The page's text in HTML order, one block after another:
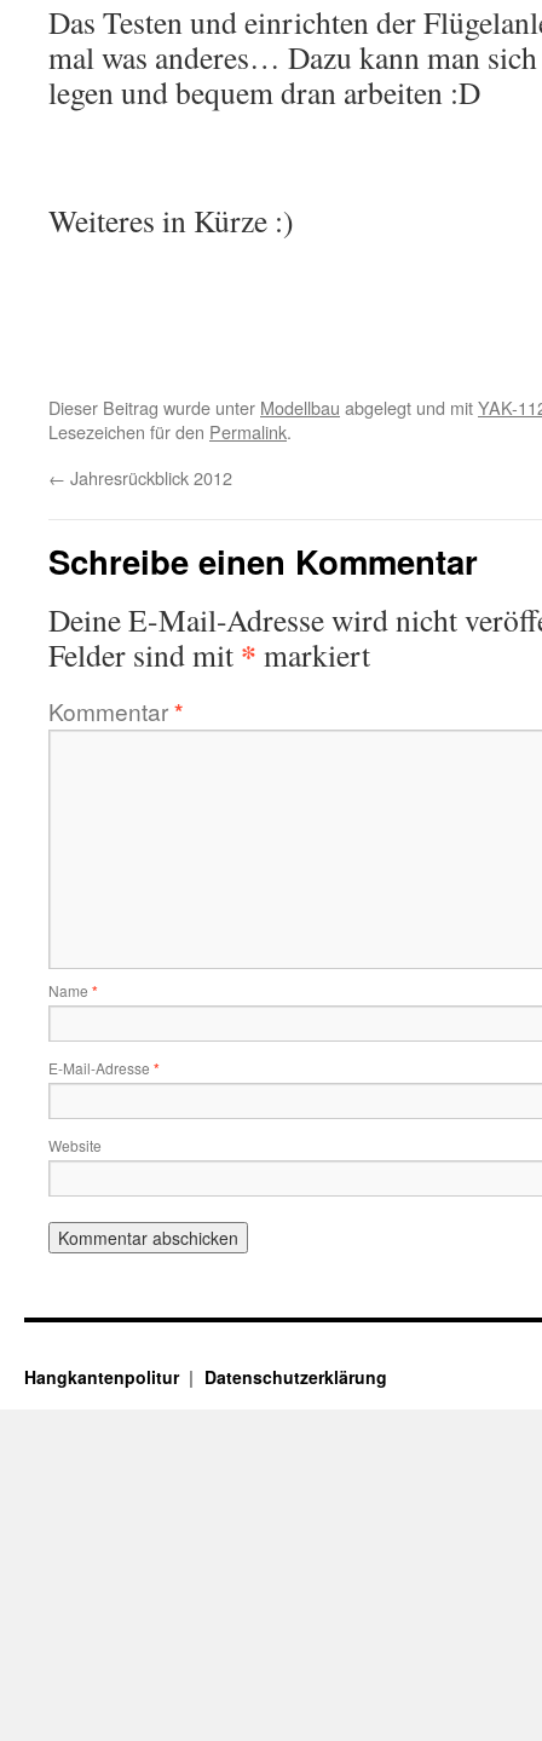
Das Testen und einrichten der
mal was anderes… Dazu kann man
legen und bequem dran arbeiten :D
Weiteres in Kürze :)
Dieser Beitrag wurde unter Modellbau abgelegt und mitYAK-
Lesezeichen für den Permalink.
← Jahresrückblick 2012
Schreibe einen Kommentar
Deine E-Mail-Adresse wird nicht
Felder sind mit * markiert
Kommentar*
Name *
E-Mail-Adresse *
Website
Hangkantenpolitur Datenschutzerklärung